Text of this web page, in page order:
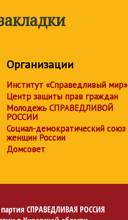
Организации
Институт «Справедливый мир»
Центр защиты прав граждан
Молодежь СПРАВЕДЛИВОЙ
РОССИИ
Социал-демократический союз
женщин России
Домсовет
СПРАВЕДЛИВАЯ РОССИЯ